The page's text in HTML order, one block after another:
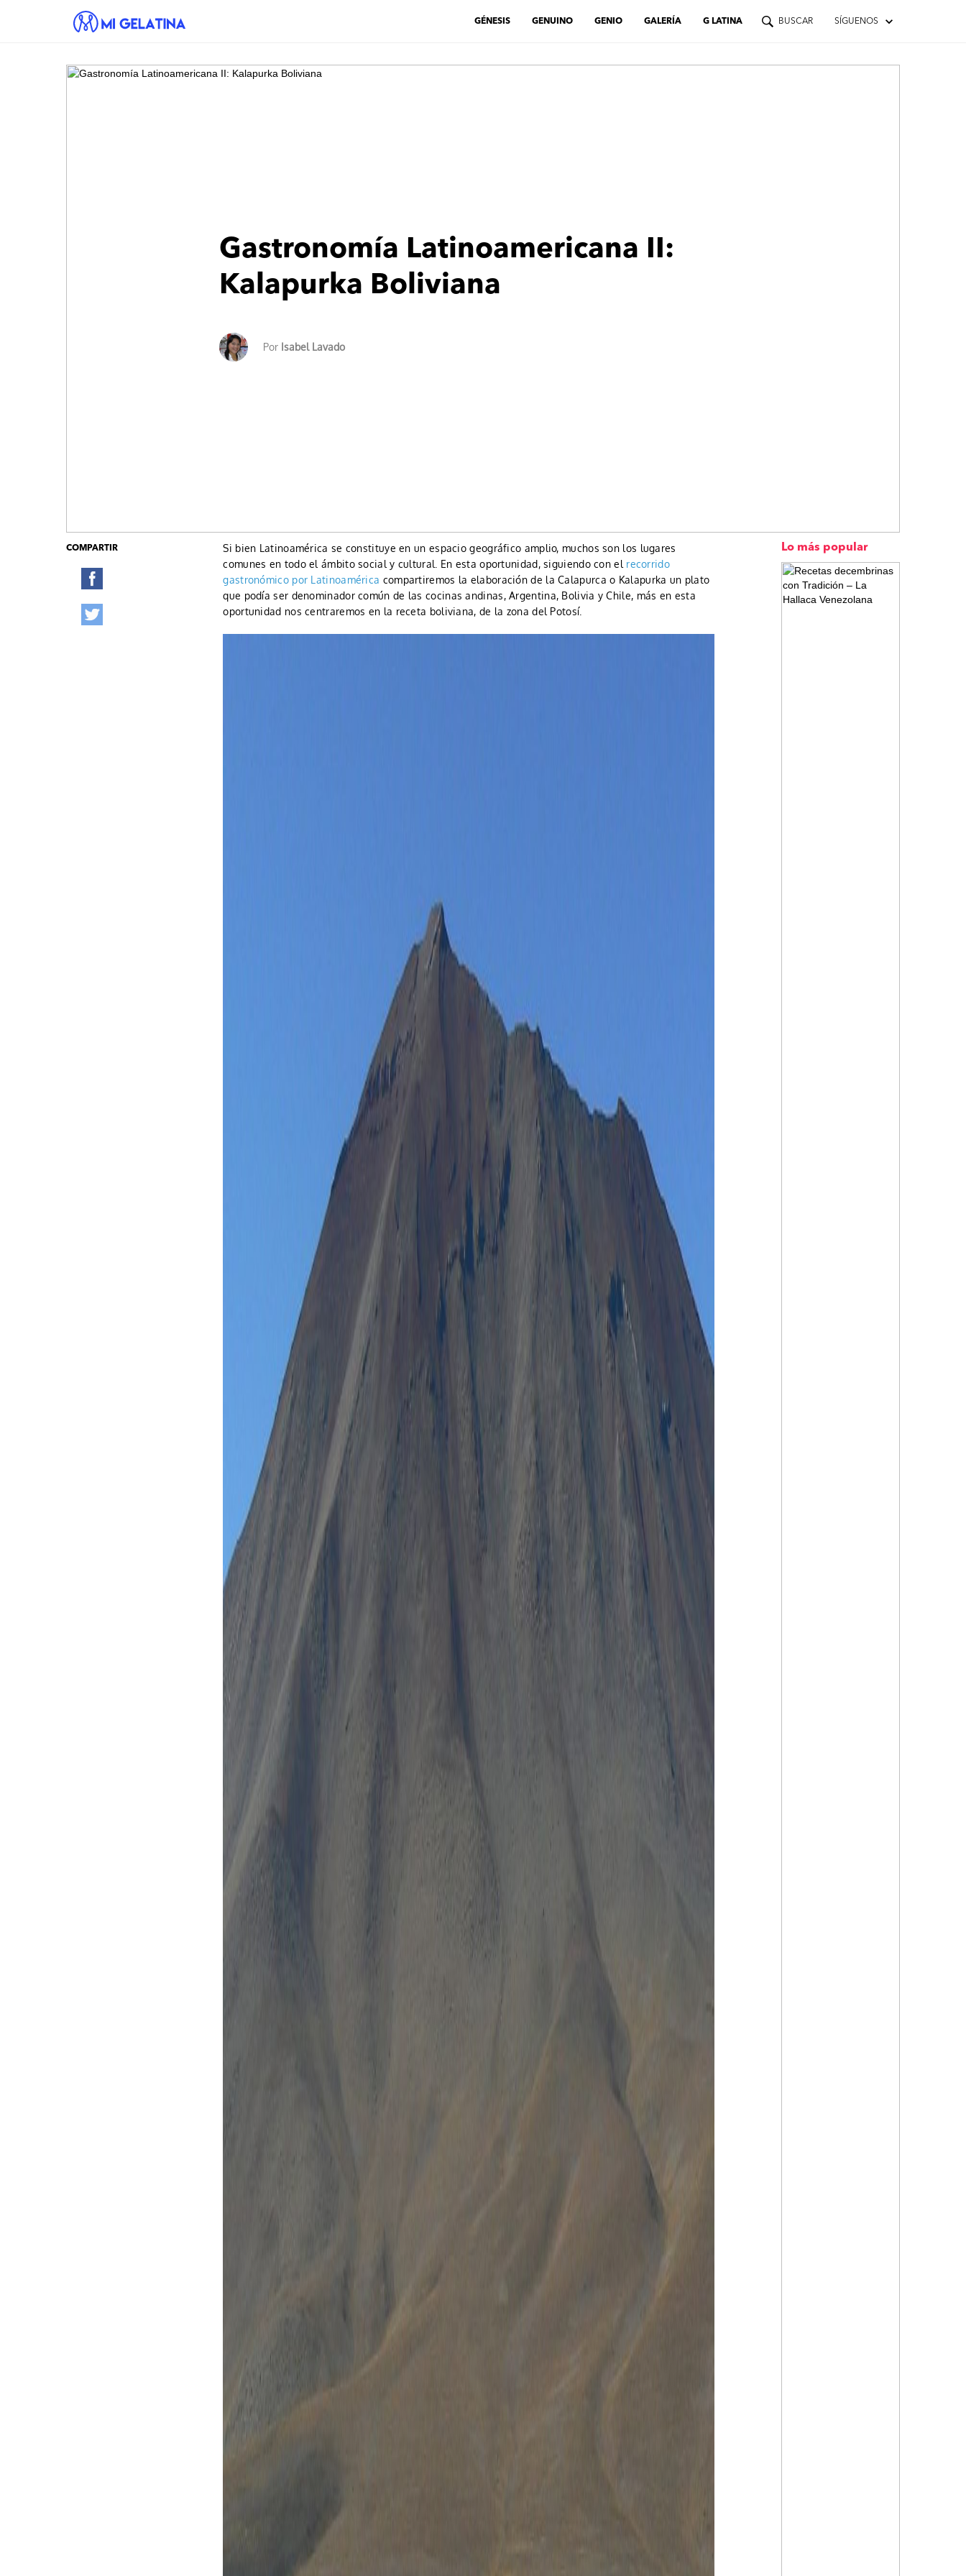
GÉNESIS GENUINO GENIO GALERÍA G LATINA BUSCAR SÍGUENOS
Gastronomía Latinoamericana II:
Kalapurka Boliviana
Por Isabel Lavado
COMPARTIR
Si bien Latinoamérica se constituye en un espacio geográfico amplio, muchos son los lugares
comunes en todo el ámbito social y cultural. En esta oportunidad, siguiendo con el recorrido
gastronómico por Latinoamérica compartiremos la elaboración de la Calapurca o Kalapurka un plato
que podía ser denominador común de las cocinas andinas, Argentina, Bolivia y Chile, más en esta
oportunidad nos centraremos en la receta boliviana, de la zona del Potosí.
Lo más popular